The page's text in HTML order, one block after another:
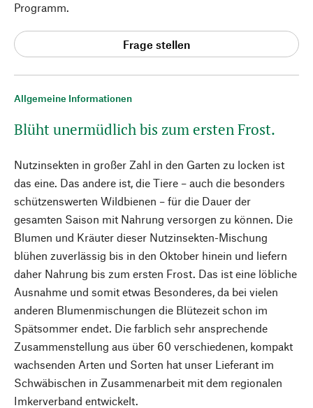
Allgemeine Informationen
Blüht unermüdlich bis zum ersten Frost.
Nutzinsekten in großer Zahl in den Garten zu locken ist
das eine. Das andere ist, die Tiere – auch die besonders
schützenswerten Wildbienen – für die Dauer der
gesamten Saison mit Nahrung versorgen zu können. Die
Blumen und Kräuter dieser Nutzinsekten-Mischung
blühen zuverlässig bis in den Oktober hinein und liefern
daher Nahrung bis zum ersten Frost. Das ist eine löbliche
Ausnahme und somit etwas Besonderes, da bei vielen
anderen Blumenmischungen die Blütezeit schon im
Spätsommer endet. Die farblich sehr ansprechende
Zusammenstellung aus über 60 verschiedenen, kompakt
wachsenden Arten und Sorten hat unser Lieferant im
Schwäbischen in Zusammenarbeit mit dem regionalen
Imkerverband entwickelt.
Programm.
Frage stellen